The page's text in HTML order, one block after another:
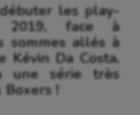
les play-
2019, face à
sommes allés à
Kévin Da Costa,
une série très
Boxers !